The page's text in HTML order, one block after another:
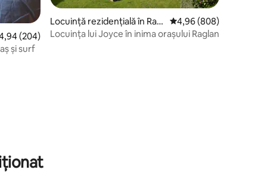
mediu de 4,94 din 5, 204 recenzii
(204)
și surf
Locuință rezidențială în Ragl
an
Scor mediu de 4,96 din
4,96 (808)
Locuința lui Joyce în inima orașului Raglan